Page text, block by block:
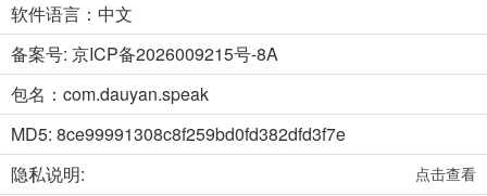
软件语言：中文
备案号: 京ICP备2026009215号-8A
包名：com.dauyan.speak
MD5: 8ce99991308c8f259bd0fd382dfd3f7e
隐私说明:
点击查看